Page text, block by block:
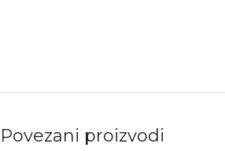
Povezani proizvodi